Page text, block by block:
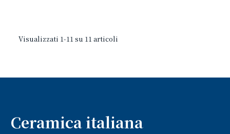
Visualizzati 1-11 su 11 articoli
Ceramica italiana